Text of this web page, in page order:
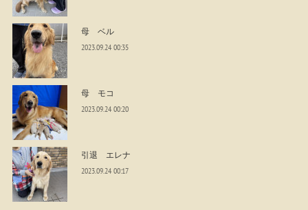
母 ベル
2023.09.24 00:35
母 モコ
2023.09.24 00:20
引退 エレナ
2023.09.24 00:17